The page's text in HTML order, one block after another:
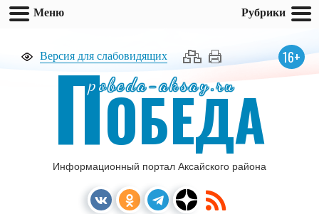
Версия для слабовидящих 16+
pobeda-aksay.ru
ПОБЕДА
Информационный портал Аксайского района
Меню Рубрики